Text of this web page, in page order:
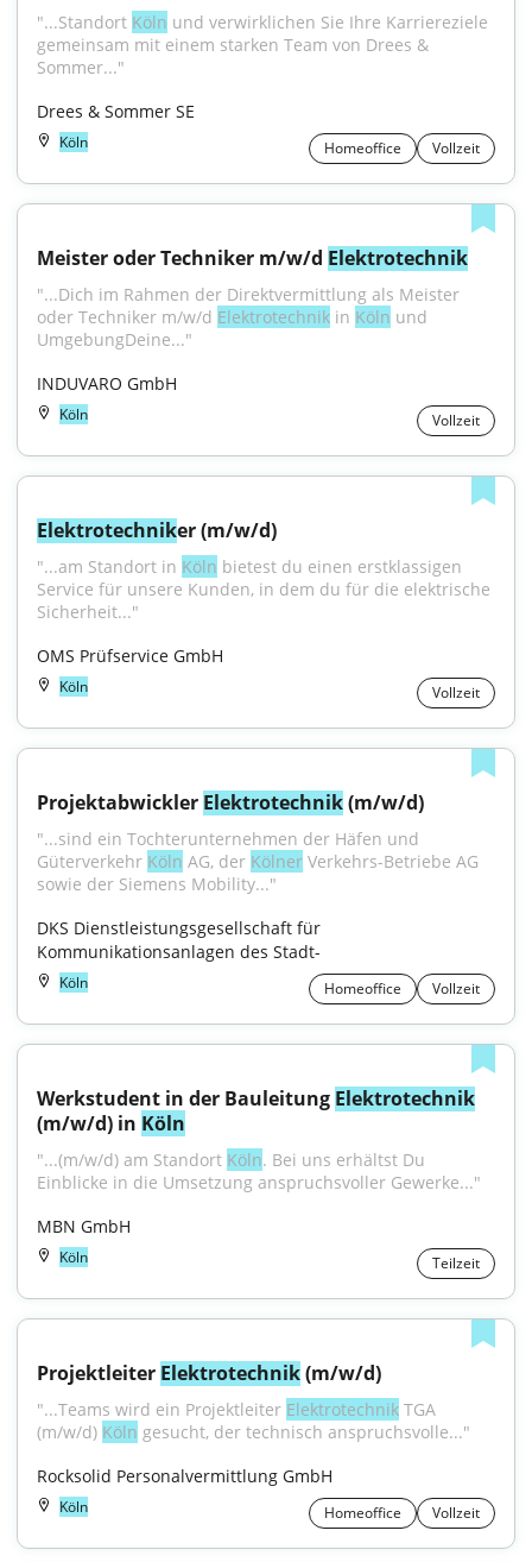
"...Standort Köln und verwirklichen Sie Ihre Karriereziele
gemeinsam mit einem starken Team von Drees &
Sommer..."
Drees & Sommer SE
Köln Homeoffice Vollzeit
Meister oder Techniker m/w/d Elektrotechnik
"...Dich im Rahmen der Direktvermittlung als Meister
oder Techniker m/w/d Elektrotechnik in Köln und
UmgebungDeine..."
INDUVARO GmbH
Köln Vollzeit
Elektrotechniker (m/w/d)
"...am Standort in Köln bietest du einen erstklassigen
Service für unsere Kunden, in dem du für die elektrische
Sicherheit..."
OMS Prüfservice GmbH
Köln Vollzeit
Projektabwickler Elektrotechnik (m/w/d)
"...sind ein Tochterunternehmen der Häfen und
Güterverkehr Köln AG, der Kölner Verkehrs-Betriebe AG
sowie der Siemens Mobility..."
DKS Dienstleistungsgesellschaft für
Kommunikationsanlagen des Stadt-
Köln Homeoffice Vollzeit
Werkstudent in der Bauleitung Elektrotechnik
(m/w/d) in Köln
"...(m/w/d) am Standort Köln. Bei uns erhältst Du
Einblicke in die Umsetzung anspruchsvoller Gewerke..."
MBN GmbH
Köln Teilzeit
Projektleiter Elektrotechnik (m/w/d)
"...Teams wird ein Projektleiter Elektrotechnik TGA
(m/w/d) Köln gesucht, der technisch anspruchsvolle..."
Rocksolid Personalvermittlung GmbH
Köln Homeoffice Vollzeit